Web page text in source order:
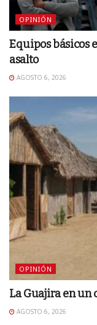
OPINIÓN
Equipos básicos
asalto
AGOSTO 6, 2026
OPINIÓN
La Guajira en un
AGOSTO 6, 2026